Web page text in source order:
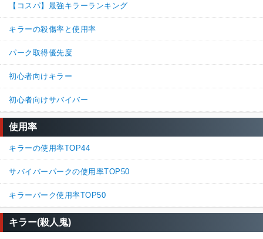
【コスパ】最強キラーランキング
キラーの殺傷率と使用率
パーク取得優先度
初心者向けキラー
初心者向けサバイバー
使用率
キラーの使用率TOP44
サバイバーパークの使用率TOP50
キラーパーク使用率TOP50
キラー(殺人鬼)